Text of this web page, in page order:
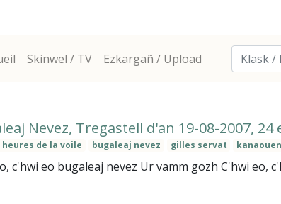
Skinwel / TV Ezkargañ / Upload
Nevez, Tregastell d'an 19-08-2007,
heures de la voile bugaleaj nevez gilles servat
c'hwi eo bugaleaj nevez Ur vamm gozh C'hwi eo,